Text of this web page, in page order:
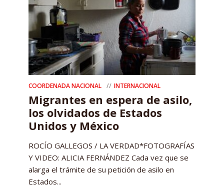
COORDENADA NACIONAL INTERNACIONAL
Migrantes en espera de asilo,
los olvidados de Estados
Unidos y México
ROCÍO GALLEGOS / LA VERDAD*FOTOGRAFÍAS
Y VIDEO: ALICIA FERNÁNDEZ Cada vez que se
alarga el trámite de su petición de asilo en
Estados...